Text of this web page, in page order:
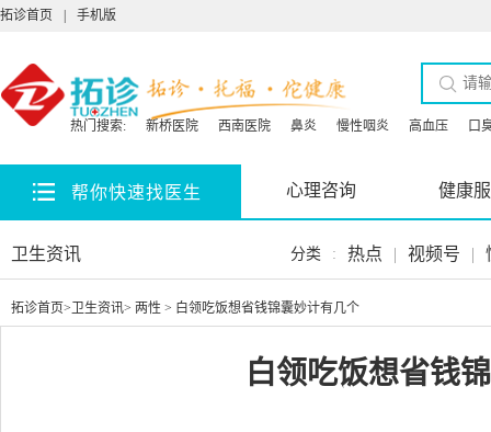
拓诊首页 手机版
热门搜索: 新桥医院 西南医院 鼻炎 慢性咽炎 高血压 口
帮你快速找医生 心理咨询 健康
卫生资讯 分类 : 热点 | 视频号 |
拓诊首页> 卫生资讯> 两性 > 白领吃饭想省钱锦囊妙计有几个
白领吃饭想省钱